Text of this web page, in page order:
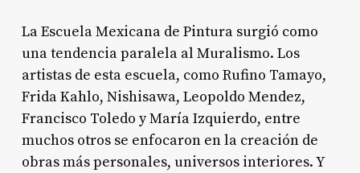
La Escuela Mexicana de Pintura surgió como
una tendencia paralela al Muralismo. Los
artistas de esta escuela, como Rufino Tamayo,
Frida Kahlo, Nishisawa, Leopoldo Mendez,
Francisco Toledo y María Izquierdo, entre
muchos otros se enfocaron en la creación de
obras más personales, universos interiores. Y